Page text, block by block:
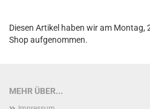
Diesen Artikel haben wir am Montag,
Shop aufgenommen.
MEHR ÜBER...